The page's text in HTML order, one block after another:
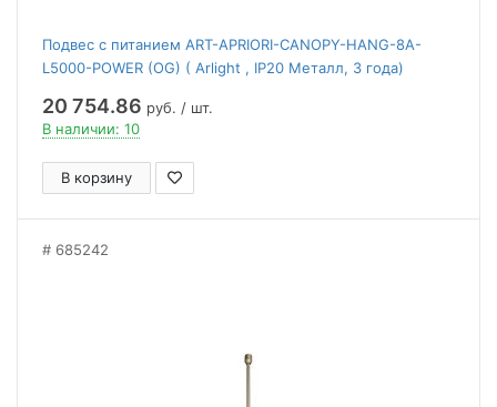
Подвес с питанием ART-APRIORI-CANOPY-HANG-8A-
L5000-POWER (OG) ( Arlight , IP20 Металл, 3 года)
20 754.86 руб. / шт.
В наличии: 10
В корзину
685242